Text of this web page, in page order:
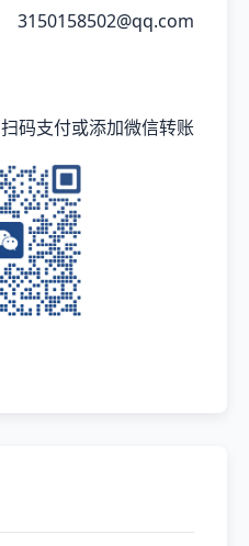
3150158502@qq.com
扫码支付或添加微信转账